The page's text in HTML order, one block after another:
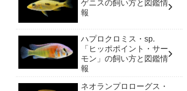
ゲニスの飼い方と図鑑情
報
ハプロクロミス・sp.
「ヒッポポイント・サー
モン」の飼い方と図鑑情
報
ネオランプロローグス・